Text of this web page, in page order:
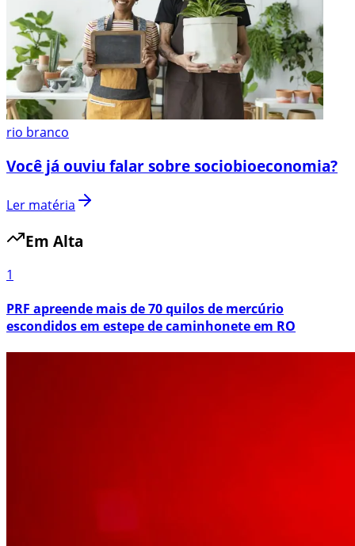
rio branco
Você já ouviu falar sobre sociobioeconomia?
Ler matéria
Em Alta
1
PRF apreende mais de 70 quilos de mercúrio
escondidos em estepe de caminhonete em RO